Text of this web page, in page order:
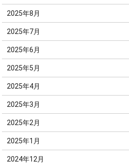
2025年8月
2025年7月
2025年6月
2025年5月
2025年4月
2025年3月
2025年2月
2025年1月
2024年12月